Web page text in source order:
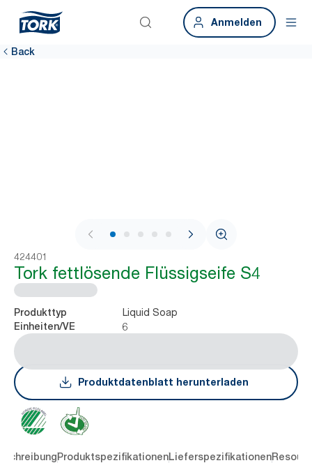
Anmelden
Back
1 / 7
424401
Tork fettlösende Flüssigseife S4
Produkttyp Liquid Soap
Einheiten/VE 6
Produktdatenblatt herunterladen
ProduktspezifikationenLieferspezifikationen